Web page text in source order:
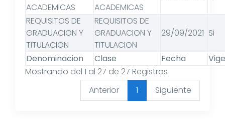
Denominacion Clase Fecha
ACADEMICAS
ACADEMICAS
REQUISITOS DE
GRADUACION Y
TITULACION
REQUISITOS DE
GRADUACION Y
TITULACION
29/09/2021 Si
Mostrando del 1 al 27 de 27 Registros
Anterior
1 Siguiente